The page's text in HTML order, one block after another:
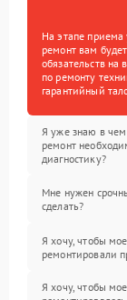
На этапе приема
ремонт вам
обязательств на
по ремонту
гарантийный
Я уже знаю в чем
ремонт
диагностику?
Мне нужен
сделать?
Я хочу, чтобы
ремонтировали
Я хочу, чтобы